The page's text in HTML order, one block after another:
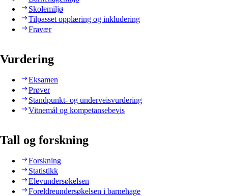
Skolemiljø
Tilpasset opplæring og inkludering
Fravær
Vurdering
Eksamen
Prøver
Standpunkt- og underveisvurdering
Vitnemål og kompetansebevis
Tall og forskning
Forskning
Statistikk
Elevundersøkelsen
Foreldreundersøkelsen i barnehage